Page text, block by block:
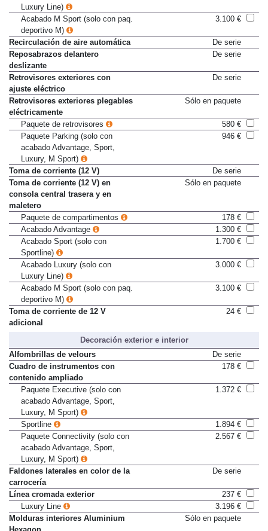
Acabado Luxury (solo con
Luxury Line)
Acabado M Sport (solo con paq.
deportivo M)
Recirculación de aire automática
De serie
Reposabrazos delantero
deslizante
Retrovisores exteriores con
ajuste eléctrico
Retrovisores exteriores plegables
eléctricamente
Paquete de retrovisores
580 €
Paquete Parking (solo con
acabado Advantage, Sport,
Luxury, M Sport)
Toma de corriente (12 V)
De serie
Toma de corriente (12 V) en
consola central trasera y en
maletero
Paquete de compartimentos
178 €
Acabado Advantage
1.300 €
Acabado Sport (solo con
Sportline)
Acabado Luxury (solo con
Luxury Line)
Acabado M Sport (solo con paq.
deportivo M)
Toma de corriente de 12 V
Decoración exterior e interior
Alfombrillas de velours
De serie
Cuadro de instrumentos con
contenido ampliado
Paquete Executive (solo con
acabado Advantage, Sport,
Luxury, M Sport)
Sportline
1.894 €
Paquete Connectivity (solo con
acabado Advantage, Sport,
Luxury, M Sport)
Faldones laterales en color de la
carrocería
Línea cromada exterior
237 €
Luxury Line
3.196 €
Molduras interiores Aluminium